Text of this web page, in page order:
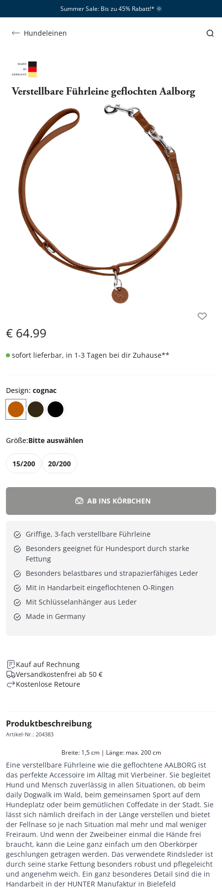
Summer Sale: Bis zu 45% Rabatt!*​ 🌞
Hundeleinen
Verstellbare Führleine geflochten Aalborg
€ 64.99
sofort lieferbar, in 1-3 Tagen bei dir Zuhause**
Design: cognac
Größe:Bitte auswählen
15/200 20/200
AB INS KÖRBCHEN
Griffige, 3-fach verstellbare Führleine
Besonders geeignet für Hundesport durch starke
Fettung
Besonders belastbares und strapazierfähiges Leder
Mit in Handarbeit eingeflochtenen O-Ringen
Mit Schlüsselanhänger aus Leder
Made in Germany
Kauf auf Rechnung
Versandkostenfrei ab 50 €
Kostenlose Retoure
Produktbeschreibung
Artikel-Nr.: 204383
Breite: 1,5 cm | Länge: max. 200 cm
Eine verstellbare Führleine wie die geflochtene AALBORG ist
das perfekte Accessoire im Alltag mit Vierbeiner. Sie begleitet
Hund und Mensch zuverlässig in allen Situationen, ob beim
daily Dogwalk im Wald, beim gemeinsamen Sport auf dem
Hundeplatz oder beim gemütlichen Coffedate in der Stadt. Sie
lässt sich nämlich dreifach in der Länge verstellen und bietet
der Fellnase so je nach Situation mal mehr und mal weniger
Freiraum. Und wenn der Zweibeiner einmal die Hände frei
braucht, kann die Leine ganz einfach um den Oberkörper
geschlungen getragen werden. Das verwendete Rindsleder ist
durch seine starke Fettung besonders robust und pflegeleicht
und angenehm weich. Ein ganz besonderes Detail sind die in
Handarbeit in der HUNTER Manufaktur in Bielefeld